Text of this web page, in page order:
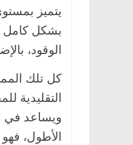
يتميز
بشكل كامل
الوقود،
كل تلك
ويساعد في
الأطول،